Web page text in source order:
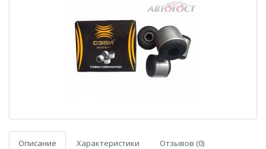
Описание Характеристики Отзывов (0)